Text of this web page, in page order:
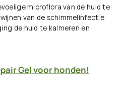
microflora van de huid te
van de schimmelinfectie
de huid te kalmeren en
Gel voor honden!